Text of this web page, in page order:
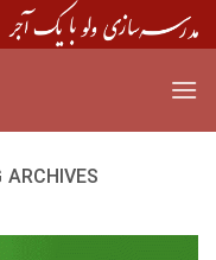
Skip
to